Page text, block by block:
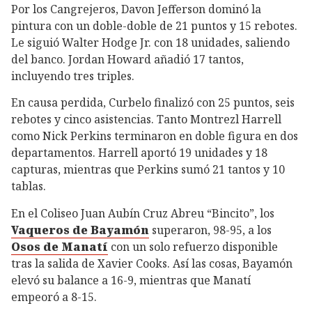
Por los Cangrejeros, Davon Jefferson dominó la
pintura con un doble-doble de 21 puntos y 15 rebotes.
Le siguió Walter Hodge Jr. con 18 unidades, saliendo
del banco. Jordan Howard añadió 17 tantos,
incluyendo tres triples.
En causa perdida, Curbelo finalizó con 25 puntos, seis
rebotes y cinco asistencias. Tanto Montrezl Harrell
como Nick Perkins terminaron en doble figura en dos
departamentos. Harrell aportó 19 unidades y 18
capturas, mientras que Perkins sumó 21 tantos y 10
tablas.
En el Coliseo Juan Aubín Cruz Abreu “Bincito”, los
Vaqueros de Bayamón superaron, 98-95, a los
Osos de Manatí con un solo refuerzo disponible
tras la salida de Xavier Cooks. Así las cosas, Bayamón
elevó su balance a 16-9, mientras que Manatí
empeoró a 8-15.